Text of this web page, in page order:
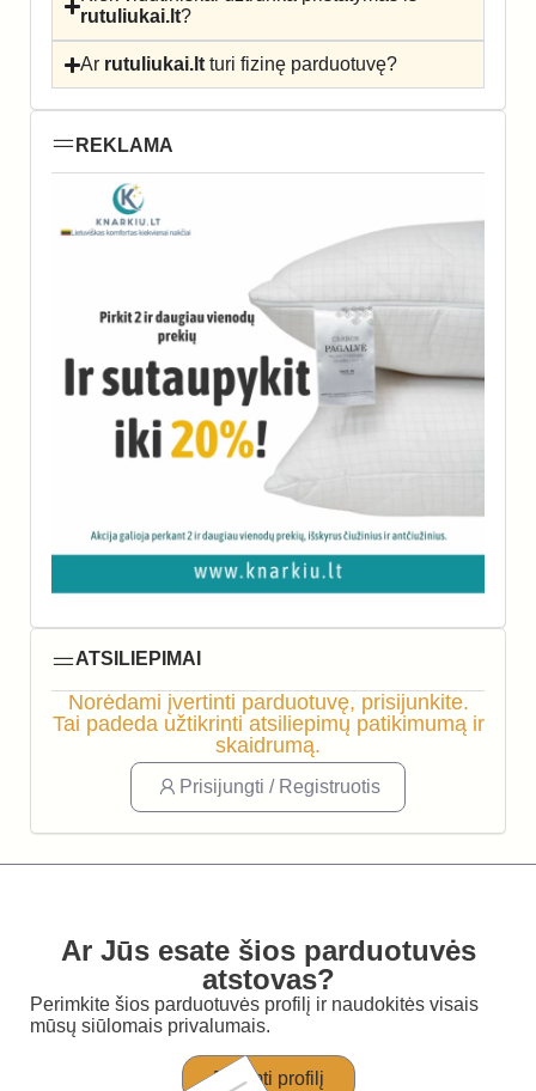
rutuliukai.lt?
Ar rutuliukai.lt turi fizinę parduotuvę?
REKLAMA
ATSILIEPIMAI
Norėdami įvertinti parduotuvę, prisijunkite.
Tai padeda užtikrinti atsiliepimų patikimumą ir
skaidrumą.
Prisijungti / Registruotis
Ar Jūs esate šios parduotuvės
atstovas?
Perimkite šios parduotuvės profilį ir naudokitės visais
mūsų siūlomais privalumais.
Perimti profilį